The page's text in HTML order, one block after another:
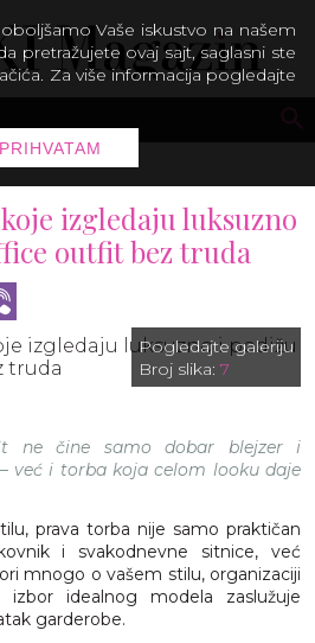
izgledaju luksuzno
outfit bez truda
Pogledajte galeriju
Broj slika: 7
ne čine samo dobar blejzer i
već i torba koja celom looku daje
prava torba nije samo praktičan
i svakodnevne sitnice, već
mnogo o vašem stilu, organizaciji
idealnog modela zaslužuje
garderobe.
Vaše iskustvo na našem
pretražujete ovaj sajt, saglasni ste
Za više informacija pogledajte
PRIHVATAM